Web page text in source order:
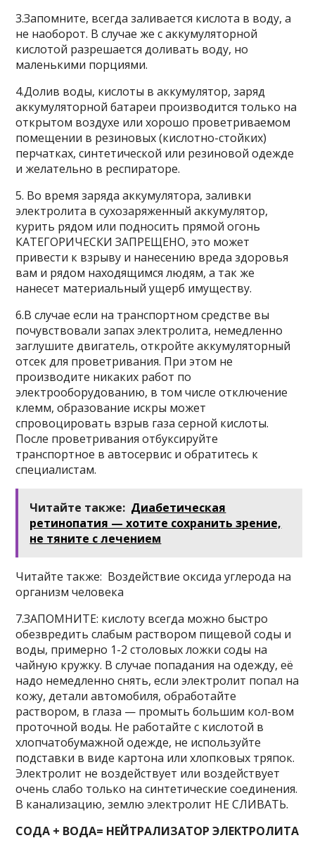
3.Запомните, всегда заливается кислота в воду, а
не наоборот. В случае же с аккумуляторной
кислотой разрешается доливать воду, но
маленькими порциями.
4.Долив воды, кислоты в аккумулятор, заряд
аккумуляторной батареи производится только на
открытом воздухе или хорошо проветриваемом
помещении в резиновых (кислотно-стойких)
перчатках, синтетической или резиновой одежде
и желательно в респираторе.
5. Во время заряда аккумулятора, заливки
электролита в сухозаряженный аккумулятор,
курить рядом или подносить прямой огонь
КАТЕГОРИЧЕСКИ ЗАПРЕЩЕНО, это может
привести к взрыву и нанесению вреда здоровья
вам и рядом находящимся людям, а так же
нанесет материальный ущерб имуществу.
6.В случае если на транспортном средстве вы
почувствовали запах электролита, немедленно
заглушите двигатель, откройте аккумуляторный
отсек для проветривания. При этом не
производите никаких работ по
электрооборудованию, в том числе отключение
клемм, образование искры может
спровоцировать взрыв газа серной кислоты.
После проветривания отбуксируйте
транспортное в автосервис и обратитесь к
специалистам.
Читайте также: Диабетическая
ретинопатия — хотите сохранить зрение,
не тяните с лечением
Читайте также: Воздействие оксида углерода на
организм человека
7.ЗАПОМНИТЕ: кислоту всегда можно быстро
обезвредить слабым раствором пищевой соды и
воды, примерно 1-2 столовых ложки соды на
чайную кружку. В случае попадания на одежду, её
надо немедленно снять, если электролит попал на
кожу, детали автомобиля, обработайте
раствором, в глаза — промыть большим кол-вом
проточной воды. Не работайте с кислотой в
хлопчатобумажной одежде, не используйте
подставки в виде картона или хлопковых тряпок.
Электролит не воздействует или воздействует
очень слабо только на синтетические соединения.
В канализацию, землю электролит НЕ СЛИВАТЬ.
СОДА + ВОДА= НЕЙТРАЛИЗАТОР ЭЛЕКТРОЛИТА